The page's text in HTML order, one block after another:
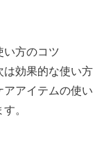
い方のコツ
は効果的な使い方
アアイテムの使い
。